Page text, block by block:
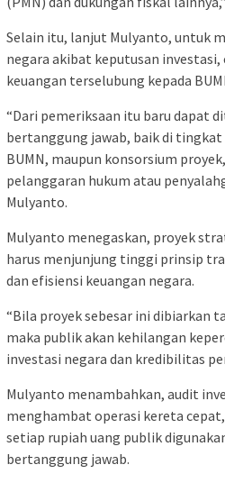
Selain itu, lanjut Mulyanto, untuk
negara akibat keputusan
keuangan terselubung kepada
“Dari pemeriksaan itu baru dapat
bertanggung jawab, baik di
BUMN, maupun konsorsium
pelanggaran hukum atau
Mulyanto.
Mulyanto menegaskan, proyek
harus menjunjung tinggi prinsip
dan efisiensi keuangan negara.
“Bila proyek sebesar ini dibiarkan
maka publik akan kehilangan
investasi negara dan kredibilitas
Mulyanto menambahkan, audit
menghambat operasi kereta
setiap rupiah uang publik
bertanggung jawab.